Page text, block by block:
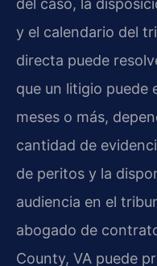
del caso, la
y el calendario del
directa puede
que un litigio puede
meses o más,
cantidad de
de peritos y la
audiencia en el
abogado de
County, VA puede